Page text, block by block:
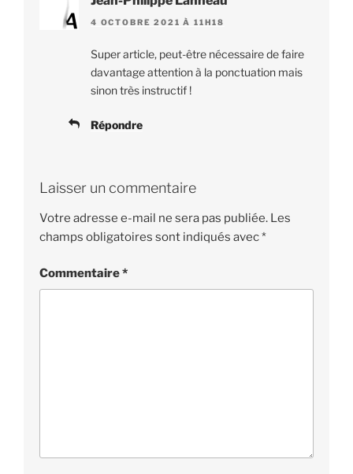
4 OCTOBRE 2021 À 11H18
Super article, peut-être nécessaire de faire
davantage attention à la ponctuation mais
sinon très instructif !
Répondre
Laisser un commentaire
Votre adresse e-mail ne sera pas publiée. Les
champs obligatoires sont indiqués avec*
Commentaire*